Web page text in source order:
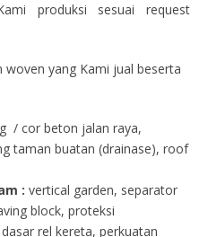
produksi sesuai request
yang Kami jual beserta
/ cor beton jalan raya,
taman buatan (drainase), roof
: vertical garden, separator
block, proteksi
rel kereta, perkuatan